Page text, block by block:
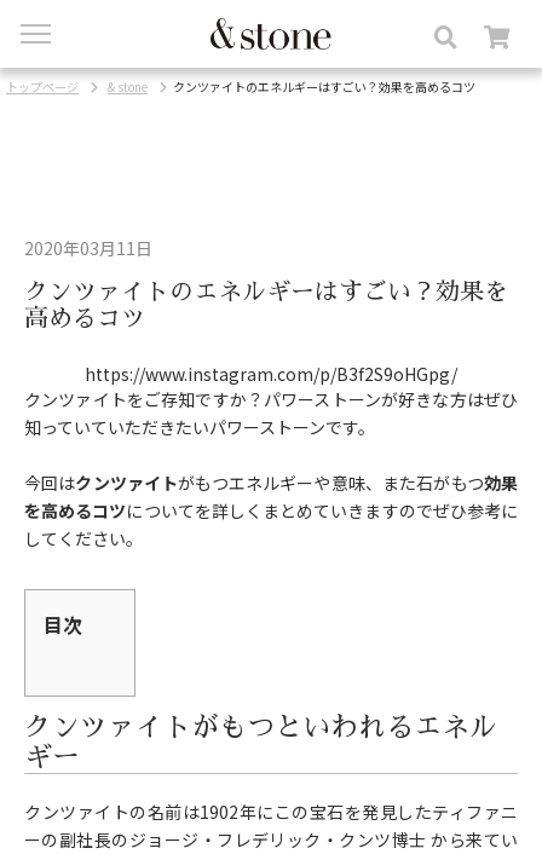
toggle
トップページ & stone クンツァイトのエネルギーはすごい？効果を高めるコツ
2020年03月11日
クンツァイトのエネルギーはすごい？効果を
高めるコツ
https://www.instagram.com/p/B3f2S9oHGpg/
クンツァイトをご存知ですか？パワーストーンが好きな方はぜひ
知っていていただきたいパワーストーンです。
今回はクンツァイトがもつエネルギーや意味、また石がもつ効果
を高めるコツについてを詳しくまとめていきますのでぜひ参考に
してください。
目次
クンツァイトがもつといわれるエネル
ギー
クンツァイトの名前は1902年にこの宝石を発見したティファニ
ーの副社長のジョージ・フレデリック・クンツ博士 から来てい